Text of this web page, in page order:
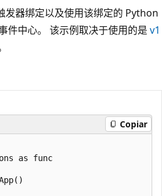
发器绑定以及使用该绑定的 Python
件中心。 该示例取决于使用的是 v1
Copiar
as func